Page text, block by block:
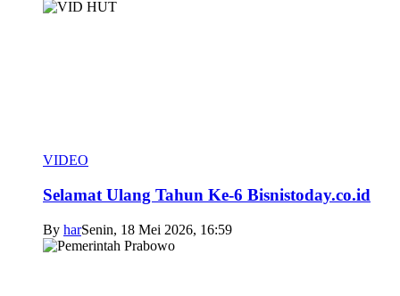
VIDEO
Selamat Ulang Tahun Ke-6 Bisnistoday.co.id
By harSenin, 18 Mei 2026, 16:59